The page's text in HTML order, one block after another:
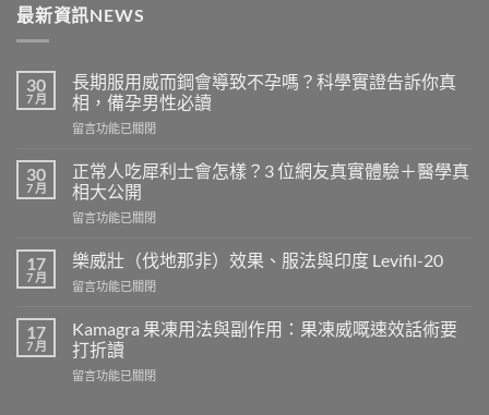
最新資訊NEWS
30
7 月
長期服用威而鋼會導致不孕嗎？科學實證告訴你真
相，備孕男性必讀
在
期
服
用
威
鋼
導
不
孕
嗎？
留言功能已關閉
30
7 月
正常人吃犀利士會怎樣？3 位網友真實體驗＋醫學真
相大公開
在
常
人
吃
利
士
怎
留言功能已關閉
17
7 月
樂威壯（伐地那非）效果、服法與印度 Levifil-20
在
威
壯
（伐
地
留言功能已關閉
17
7 月
Kamagra 果凍用法與副作用：果凍威嘅速效話術要
打折讀
在
留言功能已關閉